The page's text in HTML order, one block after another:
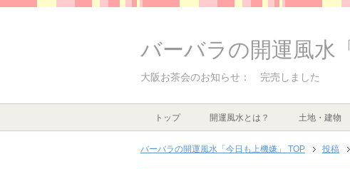
バーバラの開運風水
大阪お茶会のお知らせ： 完売しました
トップ 開運風水とは？ 土地・建物
バーバラの開運風水「今日も上機嫌」 TOP 投稿